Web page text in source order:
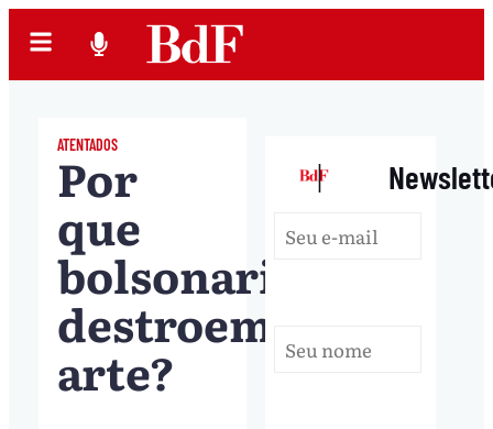
ATENTADOS
Por
que
bolsonaristas
destroem
arte?
|